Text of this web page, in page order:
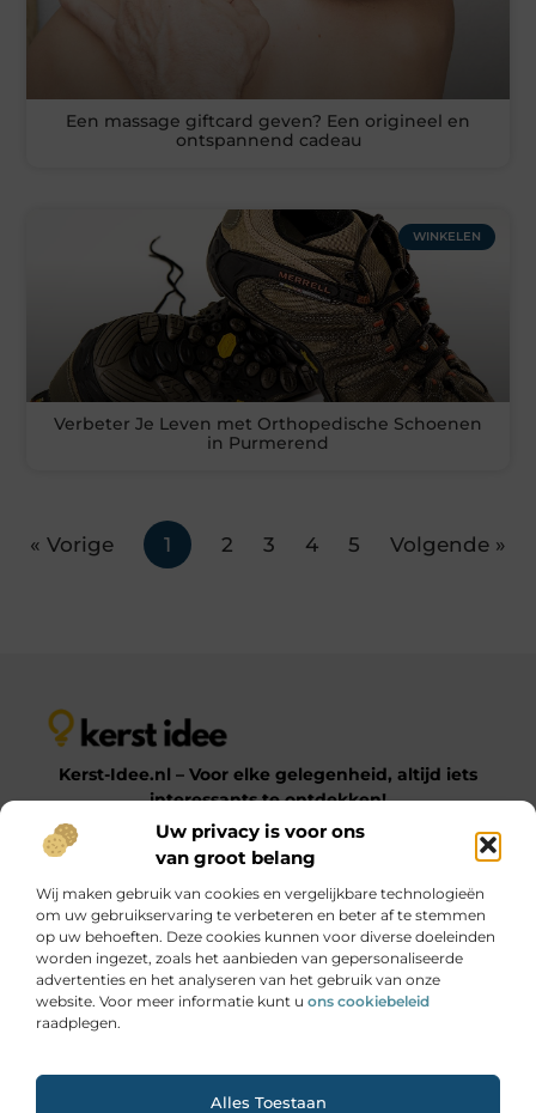
Uw privacy is voor ons
van groot belang
Wij maken gebruik van cookies en vergelijkbare technologieën
om uw gebruikservaring te verbeteren en beter af te stemmen
op uw behoeften. Deze cookies kunnen voor diverse doeleinden
worden ingezet, zoals het aanbieden van gepersonaliseerde
advertenties en het analyseren van het gebruik van onze
website. Voor meer informatie kunt u ons cookiebeleid
raadplegen.
Alles Toestaan
Een massage giftcard geven? Een origineel en
ontspannend cadeau
WINKELEN
Verbeter Je Leven met Orthopedische Schoenen
in Purmerend
« Vorige 1 2 3 4 5 Volgende »
Kerst-Idee.nl – Voor elke gelegenheid, altijd iets
interessants te ontdekken!
Op Kerst-Idee.nl vind je een gevarieerde verzameling
blogs en artikelen over uiteenlopende onderwerpen.
Van praktische tips tot inspirerende ideeën – laat je
verrassen door onze diverse en informatieve content!
Onze informatie